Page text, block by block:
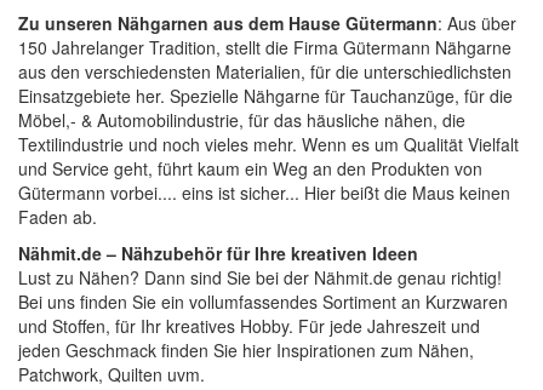
Zu unseren Nähgarnen aus dem Hause Gütermann: Aus über
150 Jahrelanger Tradition, stellt die Firma Gütermann Nähgarne
aus den verschiedensten Materialien, für die unterschiedlichsten
Einsatzgebiete her. Spezielle Nähgarne für Tauchanzüge, für die
Möbel,- & Automobilindustrie, für das häusliche nähen, die
Textilindustrie und noch vieles mehr. Wenn es um Qualität Vielfalt
und Service geht, führt kaum ein Weg an den Produkten von
Gütermann vorbei.... eins ist sicher... Hier beißt die Maus keinen
Faden ab.
Nähmit.de – Nähzubehör für Ihre kreativen Ideen
Lust zu Nähen? Dann sind Sie bei der Nähmit.de genau richtig!
Bei uns finden Sie ein vollumfassendes Sortiment an Kurzwaren
und Stoffen, für Ihr kreatives Hobby. Für jede Jahreszeit und
jeden Geschmack finden Sie hier Inspirationen zum Nähen,
Patchwork, Quilten uvm.